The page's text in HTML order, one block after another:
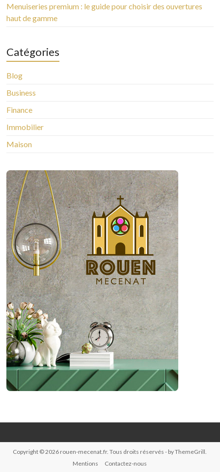
Menuiseries premium : le guide pour choisir des ouvertures
haut de gamme
Catégories
Blog
Business
Finance
Immobilier
Maison
Copyright © 2026 rouen-mecenat.fr. Tous droits réservés - by ThemeGrill.
Mentions
Contactez-nous